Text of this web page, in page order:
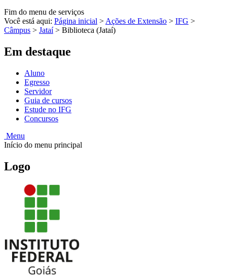
Fim do menu de serviços
Você está aqui: Página inicial >Ações de Extensão > IFG >
Câmpus > Jataí > Biblioteca (Jataí)
Em destaque
Aluno
Egresso
Servidor
Guia de cursos
Estude no IFG
Concursos
Menu
Início do menu principal
Logo